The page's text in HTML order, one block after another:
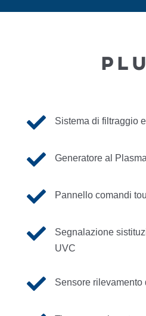
 Sistema di filtraggio
 Generatore al
 Pannello comandi

Segnalazione
UVC
 Sensore rilevamento